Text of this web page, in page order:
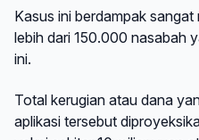
Kasus ini berdampak
lebih dari 150.000 nasabah
ini.
Total kerugian atau dana
aplikasi tersebut